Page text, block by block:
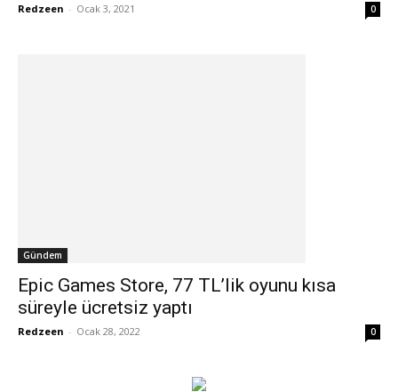
Redzeen - Ocak 3, 2021 0
Gündem
Epic Games Store, 77 TL’lik oyunu kısa
süreyle ücretsiz yaptı
Redzeen - Ocak 28, 2022 0